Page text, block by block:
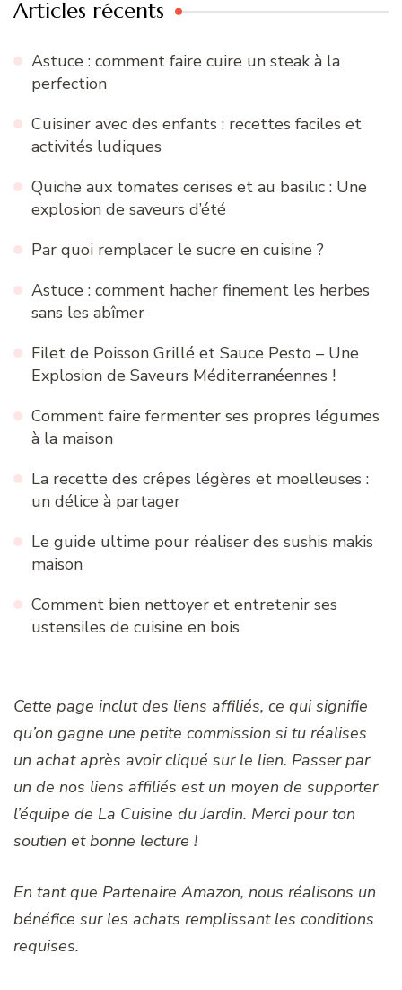
Articles récents
Astuce : comment faire cuire un steak à la
perfection
Cuisiner avec des enfants : recettes faciles et
activités ludiques
Quiche aux tomates cerises et au basilic : Une
explosion de saveurs d’été
Par quoi remplacer le sucre en cuisine ?
Astuce : comment hacher finement les herbes
sans les abîmer
Filet de Poisson Grillé et Sauce Pesto – Une
Explosion de Saveurs Méditerranéennes !
Comment faire fermenter ses propres légumes
à la maison
La recette des crêpes légères et moelleuses :
un délice à partager
Le guide ultime pour réaliser des sushis makis
maison
Comment bien nettoyer et entretenir ses
ustensiles de cuisine en bois
Cette page inclut des liens affiliés, ce qui signifie
qu’on gagne une petite commission si tu réalises
un achat après avoir cliqué sur le lien. Passer par
un de nos liens affiliés est un moyen de supporter
l’équipe de La Cuisine du Jardin. Merci pour ton
soutien et bonne lecture !
En tant que Partenaire Amazon, nous réalisons un
bénéfice sur les achats remplissant les conditions
requises.